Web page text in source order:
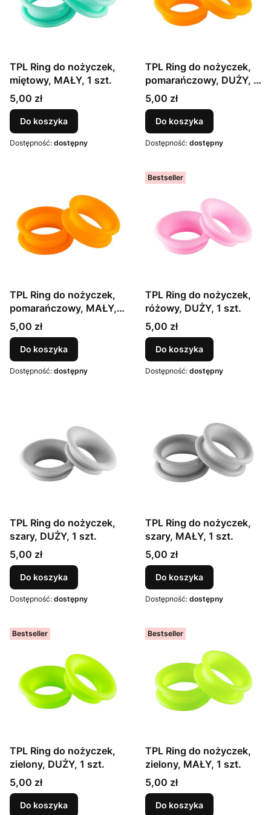
TPL Ring do nożyczek,
miętowy, MAŁY, 1 szt.
Cena
5,00 zł
Do koszyka
Dostępność: dostępny
TPL Ring do nożyczek,
pomarańczowy, DUŻY, 1
szt.
Cena
5,00 zł
Do koszyka
Dostępność: dostępny
TPL Ring do nożyczek,
pomarańczowy, MAŁY, 1
szt.
Cena
5,00 zł
Do koszyka
Dostępność: dostępny
Bestseller
TPL Ring do nożyczek,
różowy, DUŻY, 1 szt.
Cena
5,00 zł
Do koszyka
Dostępność: dostępny
TPL Ring do nożyczek,
szary, DUŻY, 1 szt.
Cena
5,00 zł
Do koszyka
Dostępność: dostępny
TPL Ring do nożyczek,
szary, MAŁY, 1 szt.
Cena
5,00 zł
Do koszyka
Dostępność: dostępny
Bestseller
TPL Ring do nożyczek,
zielony, DUŻY, 1 szt.
Cena
5,00 zł
Do koszyka
Bestseller
TPL Ring do nożyczek,
zielony, MAŁY, 1 szt.
Cena
5,00 zł
Do koszyka